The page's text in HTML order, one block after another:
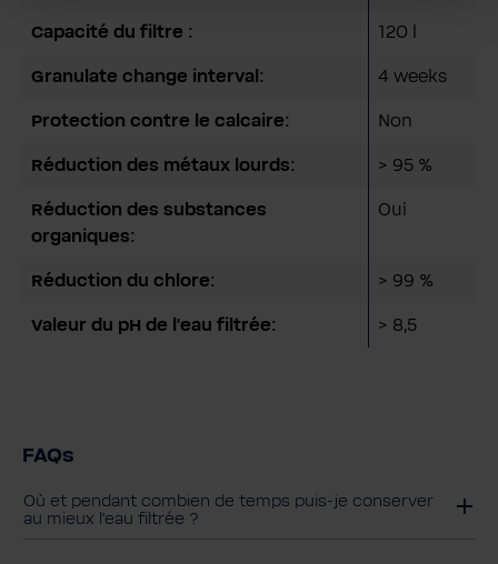
Capacité du filtre : 120 l
Granulate change interval: 4 weeks
Protection contre le calcaire: Non
Réduction des métaux lourds: > 95 %
Réduction des substances
organiques:
Oui
Réduction du chlore: > 99 %
Valeur du pH de l'eau filtrée: > 8,5
FAQs
Où et pendant combien de temps puis-je conserver
au mieux l'eau filtrée ?